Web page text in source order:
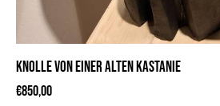
KNOLLE VON EINER ALTEN KASTANIE
€850,00